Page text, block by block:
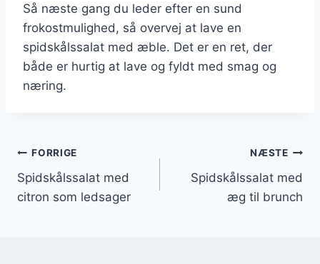
Så næste gang du leder efter en sund
frokostmulighed, så overvej at lave en
spidskålssalat med æble. Det er en ret, der
både er hurtig at lave og fyldt med smag og
næring.
Indlægsnavigation
FORRIGE
Spidskålssalat med
citron som ledsager
NÆSTE
Spidskålssalat med
æg til brunch